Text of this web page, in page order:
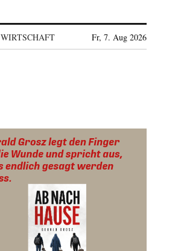
WIRTSCHAFT Fr, 7. Aug 2026